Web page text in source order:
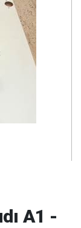
A1 -